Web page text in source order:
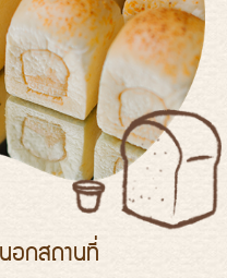
อกสถานที่